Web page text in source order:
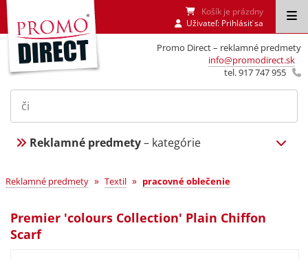
Promo Direct – reklamné predmety
info@promodirect.sk
tel. 917 747 955
Košík je prázdny
Uživateľ: Prihlásiť sa
Reklamné predmety– kategórie
Reklamné predmety » Textil » pracovné oblečenie
Premier 'colours Collection' Plain Chiffon
Scarf